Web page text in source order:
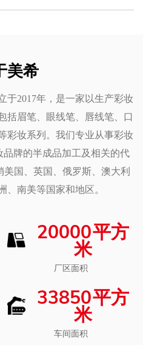
美希
于2017年，是一家以生产彩妆
括眉笔、眼线笔、唇线笔、口
彩妆系列。我们专业从事彩妆
牌的半成品加工及相关的代
国、英国、俄罗斯、澳大利
、南美等国家和地区。
20000平方
米
厂区面积
33850平方
米
车间面积